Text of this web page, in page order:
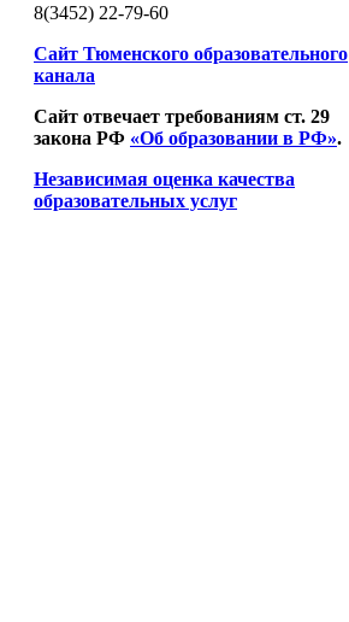
8(3452) 22-79-60
Сайт Тюменского образовательного
канала
Сайт отвечает требованиям ст. 29
закона РФ «Об образовании в РФ».
Независимая оценка качества
образовательных услуг